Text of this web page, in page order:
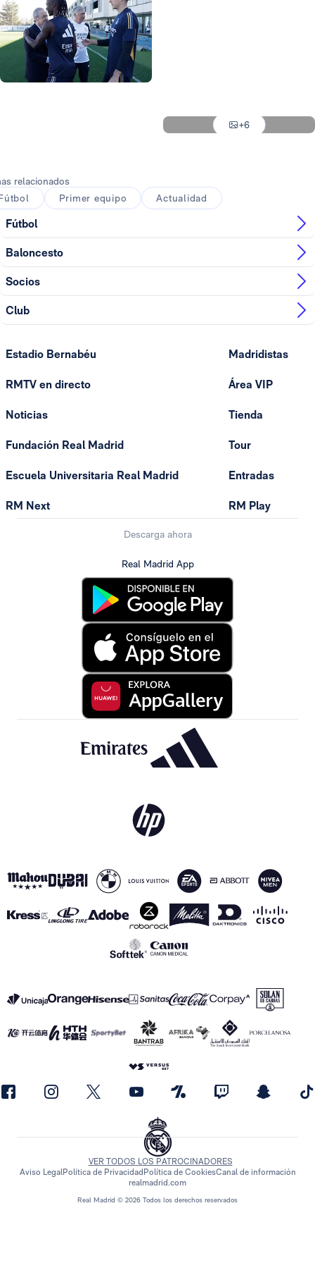
+6
relacionados
Primer equipo Actualidad
Fútbol
Baloncesto
Socios
Club
Estadio Bernabéu
RMTV en directo
Noticias
Fundación Real Madrid
Escuela Universitaria Real Madrid
RM Next
Madridistas
Área VIP
Tienda
Tour
Entradas
RM Play
Descarga ahora
Real Madrid App
Real Madrid © 2026 Todos los derechos reservados
VER TODOS LOS PATROCINADORES
Aviso LegalPolítica de Privacidad Política de CookiesCanal de información
realmadrid.com